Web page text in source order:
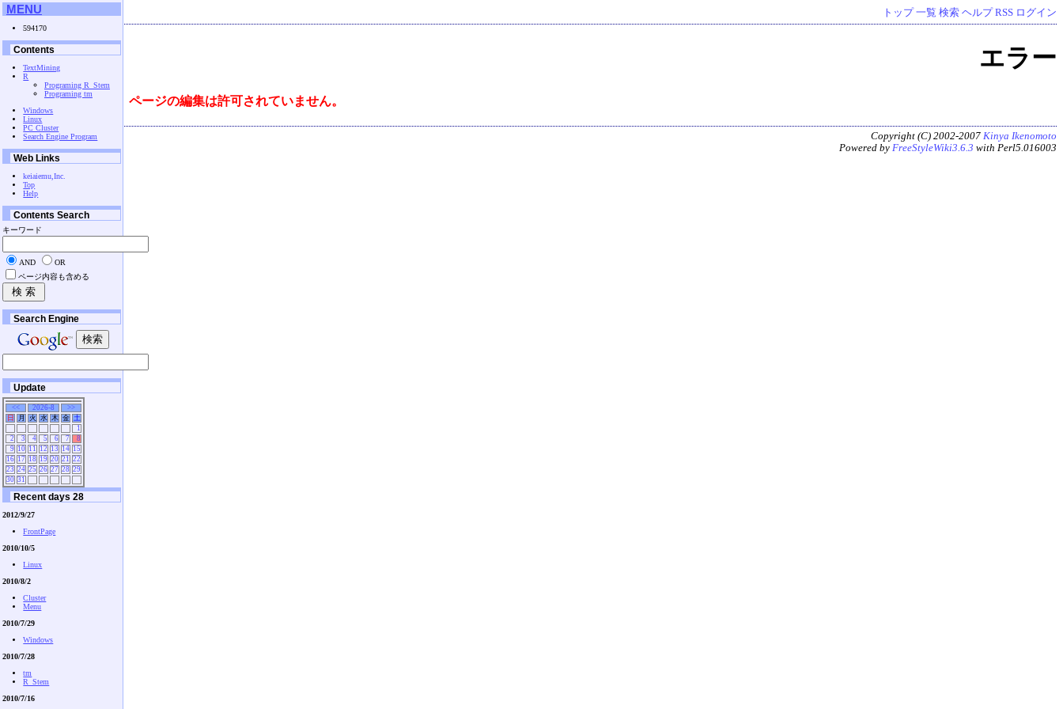
トップ 一覧 検索 ヘルプ RSS ログイン
エラー
ページの編集は許可されていません。
MENU
594170
Contents
TextMining
R
Programing R_Stem
Programing tm
Windows
Linux
PC Cluster
Search Engine Program
Web Links
keiaiemu,Inc.
Top
Help
Contents Search
キーワード
AND
OR
ページ内容も含める
Search Engine
Update
<< 2026-8
>>
日
月 火 水 木 金
土
1
2
3 4 5 6 7
8
9 10 11 12 13 14 15
16 17 18 19 20 21
22
23 24 25 26 27 28 29
30 31
Recent days 28
2012/9/27
FrontPage
2010/10/5
Linux
2010/8/2
Cluster
Menu
2010/7/29
Windows
2010/7/28
tm
R_Stem
2010/7/16
Copyright (C) 2002-2007 Kinya Ikenomoto
Powered by FreeStyleWiki3.6.3 with Perl5.016003